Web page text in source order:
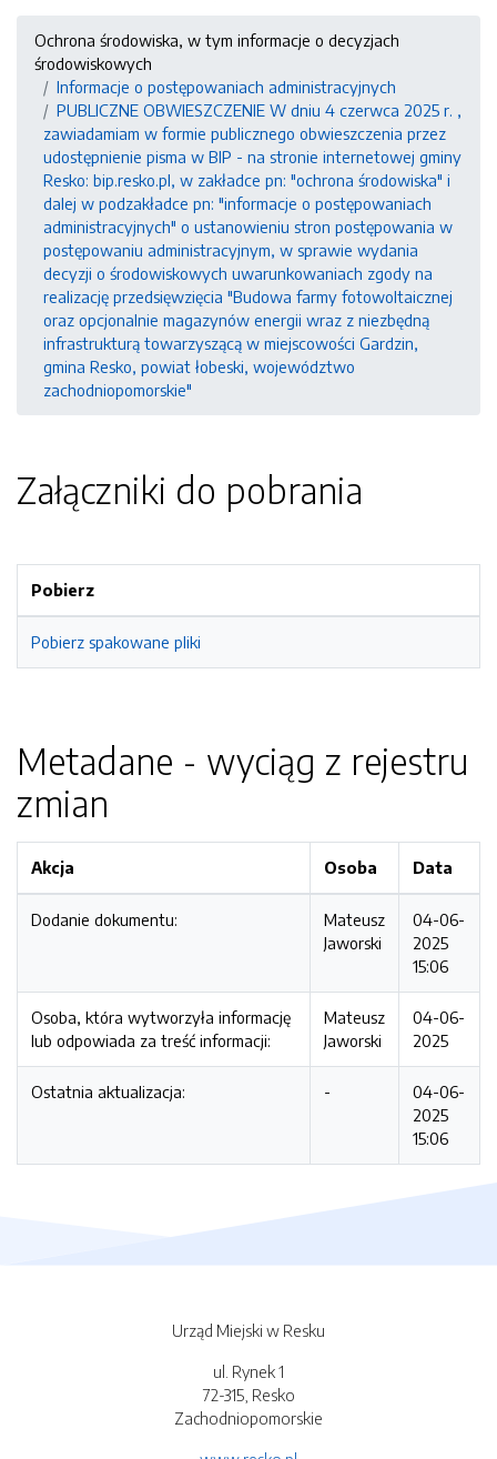
Ochrona środowiska, w tym informacje o decyzjach
środowiskowych
Informacje o postępowaniach administracyjnych
PUBLICZNE OBWIESZCZENIE W dniu 4 czerwca 2025 r. ,
zawiadamiam w formie publicznego obwieszczenia przez
udostępnienie pisma w BIP - na stronie internetowej gminy
Resko: bip.resko.pl, w zakładce pn: "ochrona środowiska" i
dalej w podzakładce pn: "informacje o postępowaniach
administracyjnych" o ustanowieniu stron postępowania w
postępowaniu administracyjnym, w sprawie wydania
decyzji o środowiskowych uwarunkowaniach zgody na
realizację przedsięwzięcia "Budowa farmy fotowoltaicznej
oraz opcjonalnie magazynów energii wraz z niezbędną
infrastrukturą towarzyszącą w miejscowości Gardzin,
gmina Resko, powiat łobeski, województwo
zachodniopomorskie"
Załączniki do pobrania
Pobierz
Pobierz spakowane pliki
Metadane - wyciąg z rejestru
zmian
Akcja Osoba Data
Dodanie dokumentu:
Mateusz
Jaworski
04-06-
2025
15:06
Osoba, która wytworzyła informację
lub odpowiada za treść informacji:
Mateusz
Jaworski
04-06-
2025
Ostatnia aktualizacja: -
04-06-
2025
15:06
Urząd Miejski w Resku
ul. Rynek 1
72-315, Resko
Zachodniopomorskie